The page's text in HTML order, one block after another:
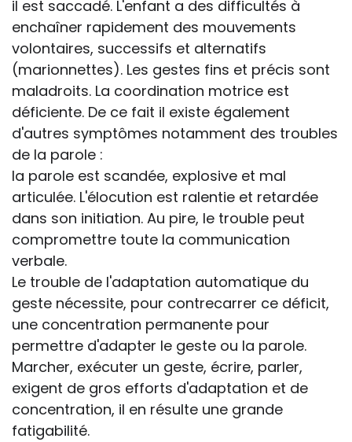
il est saccadé. L'enfant a des difficultés à
enchaîner rapidement des mouvements
volontaires, successifs et alternatifs
(marionnettes). Les gestes fins et précis sont
maladroits. La coordination motrice est
déficiente. De ce fait il existe également
d'autres symptômes notamment des troubles
de la parole :
la parole est scandée, explosive et mal
articulée. L'élocution est ralentie et retardée
dans son initiation. Au pire, le trouble peut
compromettre toute la communication
verbale.
Le trouble de l'adaptation automatique du
geste nécessite, pour contrecarrer ce déficit,
une concentration permanente pour
permettre d'adapter le geste ou la parole.
Marcher, exécuter un geste, écrire, parler,
exigent de gros efforts d'adaptation et de
concentration, il en résulte une grande
fatigabilité.